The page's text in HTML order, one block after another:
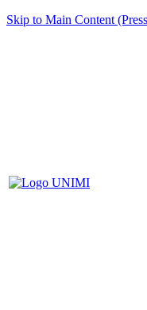
Skip to Main Content